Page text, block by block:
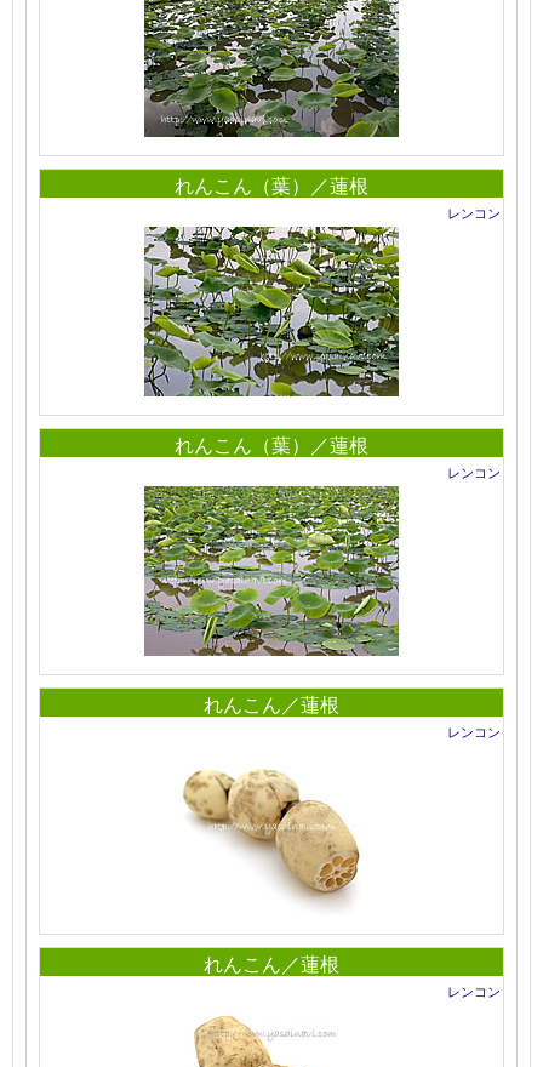
れんこん（葉）／蓮根
レンコン
れんこん（葉）／蓮根
レンコン
れんこん／蓮根
レンコン
れんこん／蓮根
レンコン